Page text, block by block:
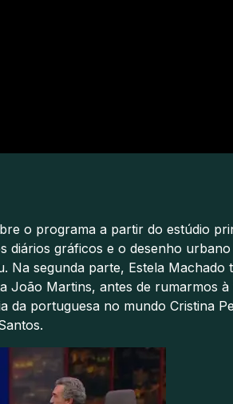
o programa a partir do estúdio
diários gráficos e o desenho
Na segunda parte, Estela
João Martins, antes de
da portuguesa no mundo Cristina